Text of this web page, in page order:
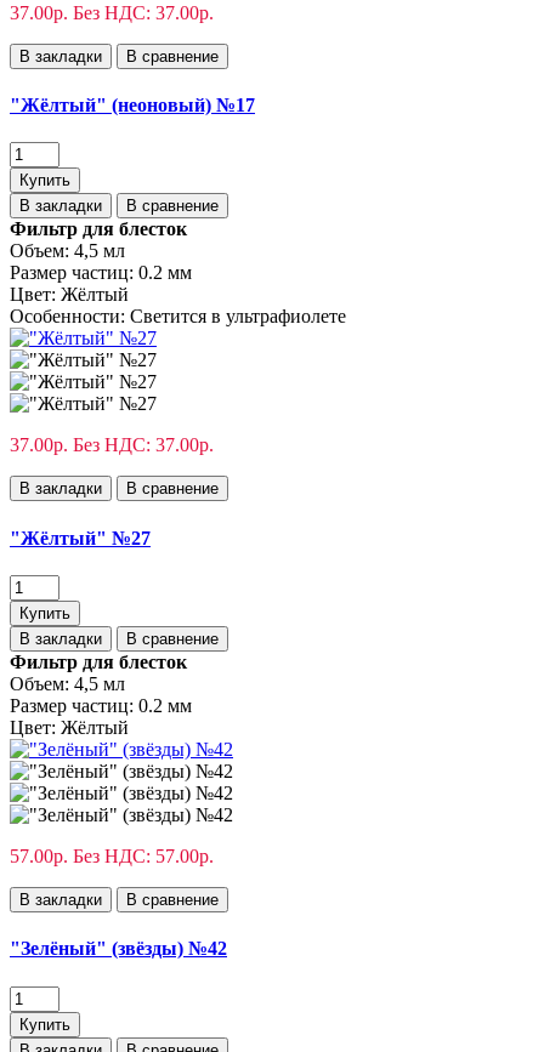
37.00р. Без НДС: 37.00р.
В закладки В сравнение
"Жёлтый" (неоновый) №17
Купить
В закладки
В сравнение
Фильтр для блесток
Объем: 4,5 мл
Размер частиц: 0.2 мм
Цвет: Жёлтый
Особенности: Светится в ультрафиолете
37.00р. Без НДС: 37.00р.
В закладки В сравнение
"Жёлтый" №27
Купить
В закладки
В сравнение
Фильтр для блесток
Объем: 4,5 мл
Размер частиц: 0.2 мм
Цвет: Жёлтый
57.00р. Без НДС: 57.00р.
В закладки В сравнение
"Зелёный" (звёзды) №42
Купить